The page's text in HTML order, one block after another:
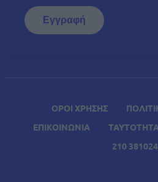
ΟΡΟΙ ΧΡΗΣΗΣ
ΕΠΙΚΟΙΝΩΝΙΑ
ΤΑΥΤΟΤΗΤΑ
210